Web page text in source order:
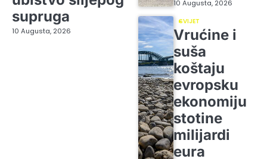
supruga
10 Augusta, 2026
10 Augusta, 2026
SVIJET
Vrućine i
suša
koštaju
evropsku
ekonomiju
stotine
milijardi
eura